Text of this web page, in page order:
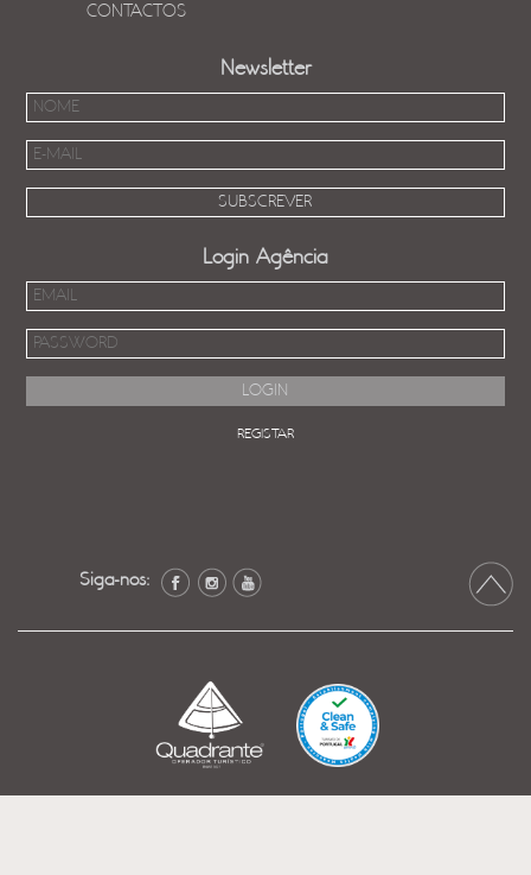
CONTACTOS
Newsletter
Login Agência
REGISTAR
Siga-nos: